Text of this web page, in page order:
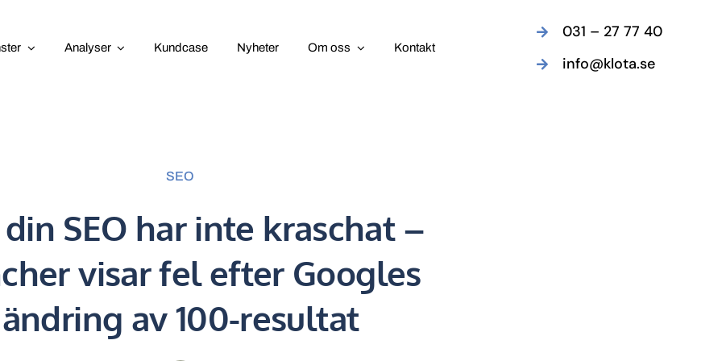
Analyser Kundcase Nyheter Om oss Kontakt
031 – 27 77 40
info@klota.se
SEO
SEO har inte kraschat –
visar fel efter Googles
ändring av 100-resultat